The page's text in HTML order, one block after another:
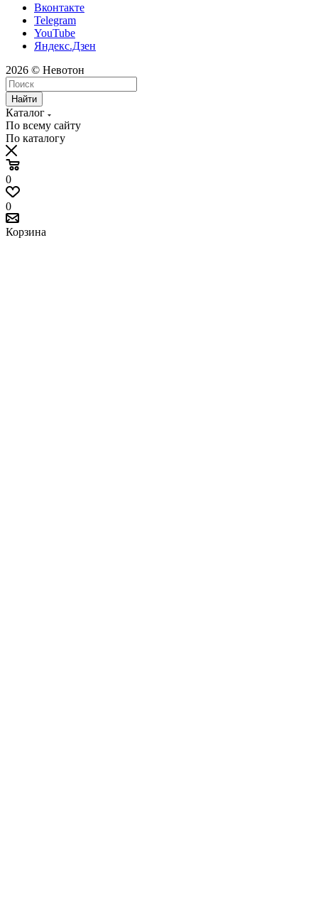
Вконтакте
Telegram
YouTube
Яндекс.Дзен
2026 © Невотон
Найти
Каталог
По всему сайту
По каталогу
0
0
Корзина